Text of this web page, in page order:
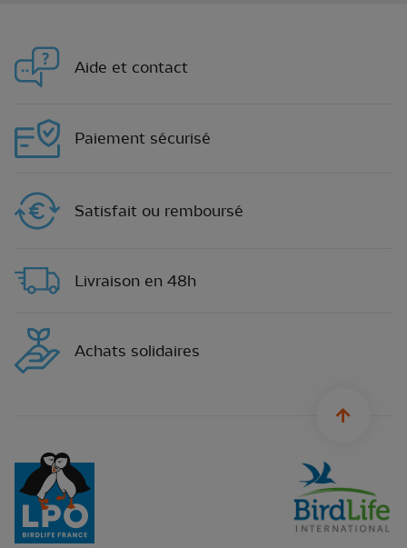
Aide et contact
Paiement sécurisé
Satisfait ou remboursé
Livraison en 48h
Achats solidaires